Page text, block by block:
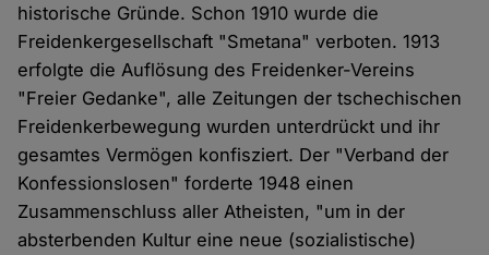
historische Gründe. Schon 1910 wurde die
Freidenkergesellschaft "Smetana" verboten. 1913
erfolgte die Auflösung des Freidenker-Vereins
"Freier Gedanke", alle Zeitungen der tschechischen
Freidenkerbewegung wurden unterdrückt und ihr
gesamtes Vermögen konfisziert. Der "Verband der
Konfessionslosen" forderte 1948 einen
Zusammenschluss aller Atheisten, "um in der
absterbenden Kultur eine neue (sozialistische)